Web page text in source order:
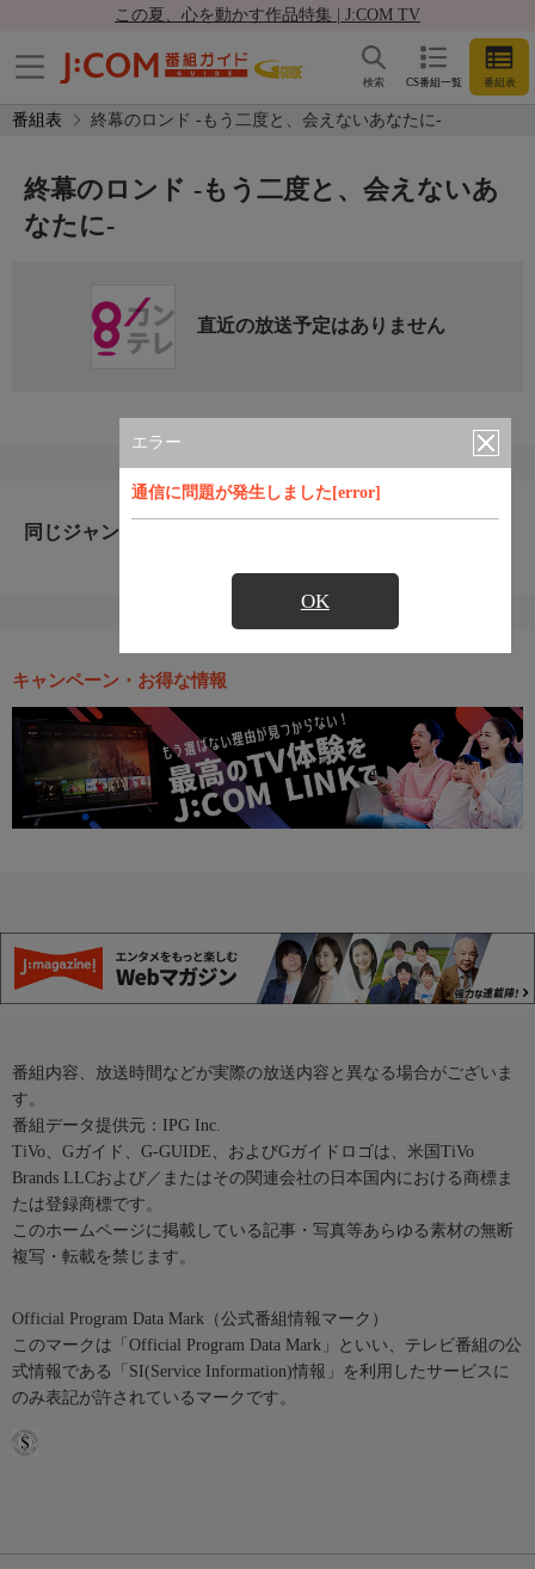
この夏、心を動かす作品特集 | J:COM TV
CS番組一覧 番組表
検索
番組表 終幕のロンド -もう二度と、会えないあなたに-
エラー
通信に問題が発生しました[error]
OK
終幕のロンド -もう二度と、会えないあ
なたに-
直近の放送予定はありません
同じジャンルのおすすめ番組
キャンペーン・お得な情報
番組内容、放送時間などが実際の放送内容と異なる場合がございま
す。
番組データ提供元：IPG Inc.
TiVo、Gガイド、G-GUIDE、およびGガイドロゴは、米国TiVo
Brands LLCおよび／またはその関連会社の日本国内における商標ま
たは登録商標です。
このホームページに掲載している記事・写真等あらゆる素材の無断
複写・転載を禁じます。
Official Program Data Mark（公式番組情報マーク）
このマークは「Official Program Data Mark」といい、テレビ番組の公
式情報である「SI(Service Information)情報」を利用したサービスに
のみ表記が許されているマークです。